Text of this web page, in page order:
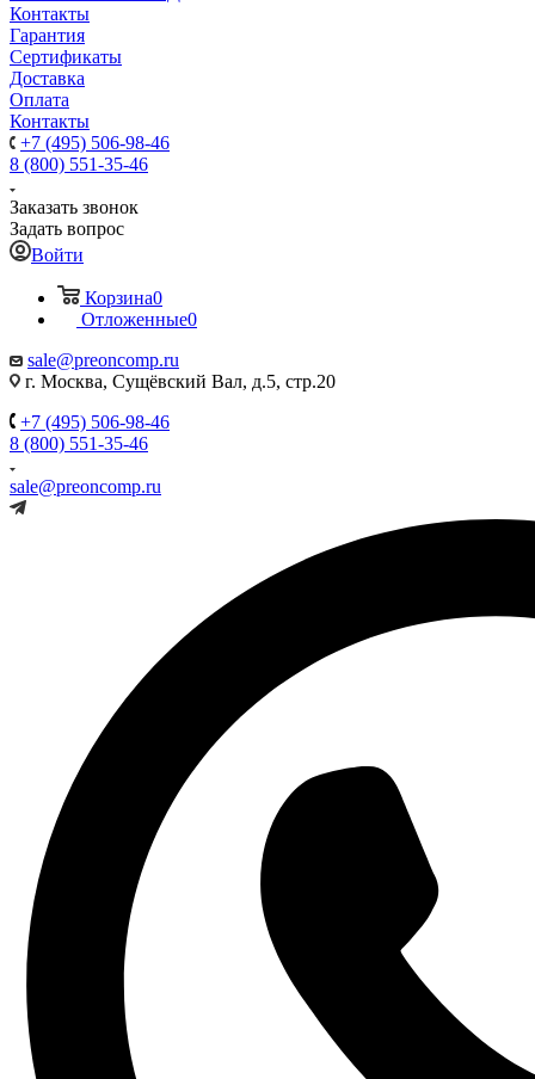
Контакты
Гарантия
Сертификаты
Доставка
Оплата
Контакты
+7 (495) 506-98-46
8 (800) 551-35-46
Заказать звонок
Задать вопрос
Войти
Корзина0
Отложенные0
sale@preoncomp.ru
г. Москва, Сущёвский Вал, д.5, стр.20
+7 (495) 506-98-46
8 (800) 551-35-46
sale@preoncomp.ru